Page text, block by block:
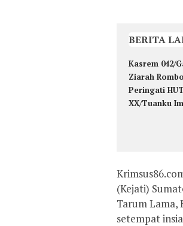
BERITA
Kasrem 042/
Ziarah
Peringati
XX/Tuanku
(Kejati)
Tarum Lama,
setempat